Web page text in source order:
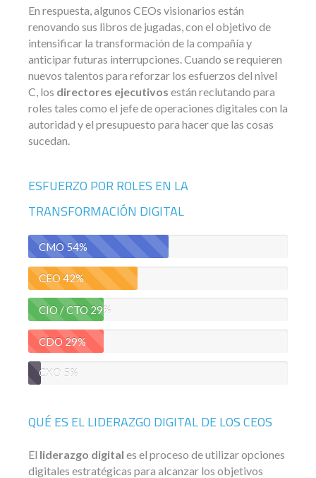
En respuesta, algunos CEOs visionarios están
renovando sus libros de jugadas, con el objetivo de
intensificar la transformación de la compañía y
anticipar futuras interrupciones. Cuando se requieren
nuevos talentos para reforzar los esfuerzos del nivel
C, los directores ejecutivos están reclutando para
roles tales como el jefe de operaciones digitales con la
autoridad y el presupuesto para hacer que las cosas
sucedan.
ESFUERZO POR ROLES EN LA
TRANSFORMACIÓN DIGITAL
CMO54%
CEO 42%
CIO / CTO 29%
CDO 29%
CXO 5%
QUÉ ES EL LIDERAZGO DIGITAL DE LOS CEOS
El liderazgo digital es el proceso de utilizar opciones
digitales estratégicas para alcanzar los objetivos